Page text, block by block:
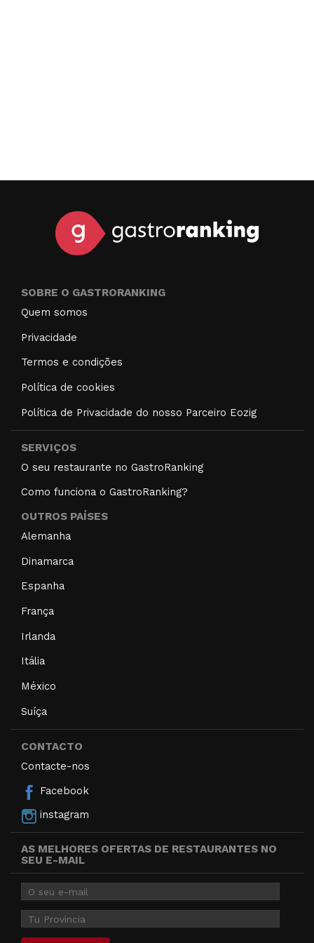
SOBRE O GASTRORANKING
Quem somos
Privacidade
Termos e condições
Política de cookies
Política de Privacidade do nosso Parceiro Eozig
SERVIÇOS
O seu restaurante no GastroRanking
Como funciona o GastroRanking?
OUTROS PAÍSES
Alemanha
Dinamarca
Espanha
França
Irlanda
Itália
México
Suíça
CONTACTO
Contacte-nos
Facebook
instagram
AS MELHORES OFERTAS DE RESTAURANTES NO
SEU E-MAIL